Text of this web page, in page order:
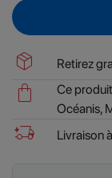
package_2 Retirez
shopping_bag
Ce
Océanis,
delivery_truck_bolt Livraison